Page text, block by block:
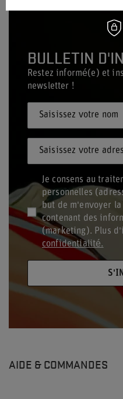
BULLETIN
Restez informé(e) et
newsletter !
Saisissez votre nom
Saisissez votre
Je consens au
personnelles
but de m'envoyer
contenant des
(marketing). Plus
confidentialité.
AIDE & COMMANDES